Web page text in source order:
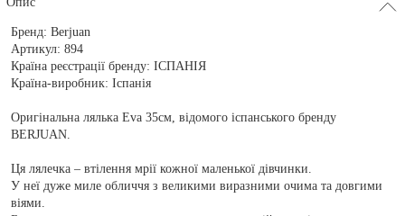
Бренд:Berjuan
Артикул:894
Країна реєстрації бренду:ІСПАНІЯ
Країна-виробник:Іспанія
Оригінальна лялька Eva 35см, відомого іспанського бренду
BERJUAN.
Ця лялечка – втілення мрії кожної маленької дівчинки.
У неї дуже миле обличчя з великими виразними очима та довгими
віями.